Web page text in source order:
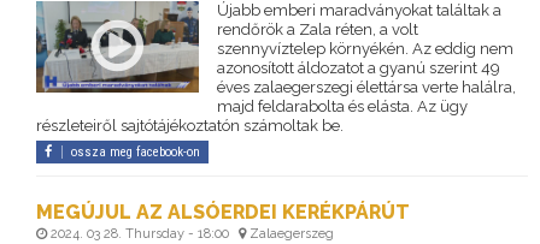
Újabb emberi maradványokat találtak a
rendőrök a Zala réten, a volt
szennyvíztelep környékén. Az eddig nem
azonosított áldozatot a gyanú szerint 49
éves zalaegerszegi élettársa verte halálra,
majd feldarabolta és elásta. Az ügy
részleteiről sajtótájékoztatón számoltak be.
ossza meg facebook-on
MEGÚJUL AZ ALSÓERDEI KERÉKPÁRÚT
2024. 03 28. Thursday - 18:00 Zalaegerszeg